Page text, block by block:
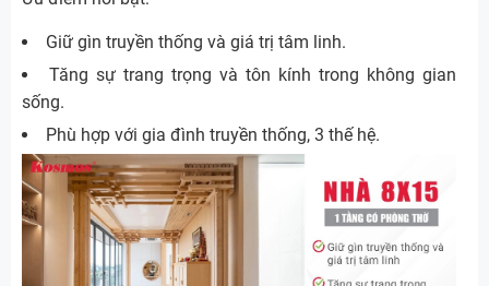
Giữ gìn truyền thống và giá trị tâm linh.
Tăng sự trang trọng và tôn kính trong không gian
sống.
Phù hợp với gia đình truyền thống, 3 thế hệ.